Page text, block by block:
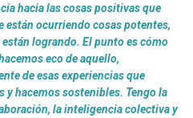
hacia las cosas positivas que
están ocurriendo cosas potentes,
logrando. El punto es cómo
eco de aquello,
de esas experiencias que
y hacemos sostenibles. Tengo la
la inteligencia colectiva y